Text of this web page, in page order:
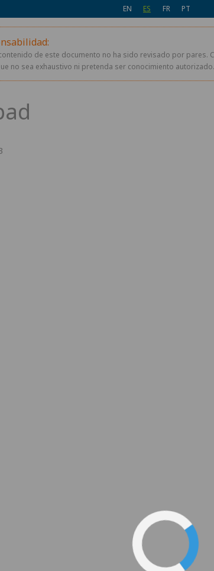
EN ES FR PT
de este documento no ha sido revisado por
no sea exhaustivo ni pretenda ser conocimiento autorizado.